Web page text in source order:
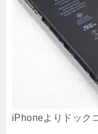
iPhoneよりドック